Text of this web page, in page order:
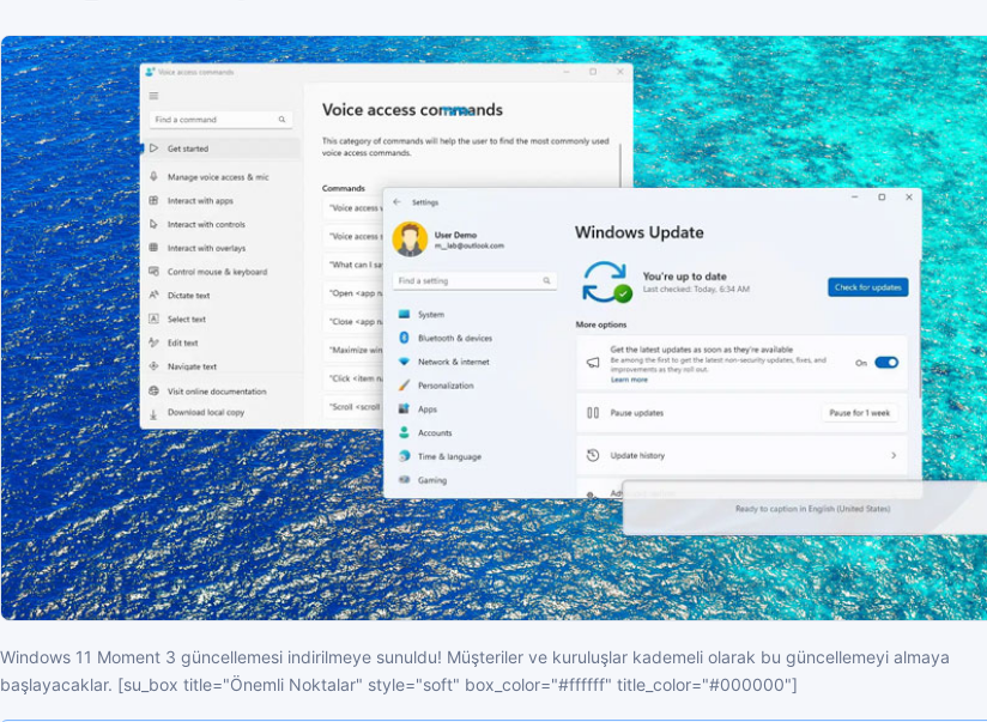
Windows 11 Moment 3 güncellemesi indirilmeye sunuldu! Müşteriler ve kuruluşlar kademeli olarak bu güncellemeyi almaya
başlayacaklar. [su_box title="Önemli Noktalar" style="soft" box_color="#ffffff" title_color="#000000"]